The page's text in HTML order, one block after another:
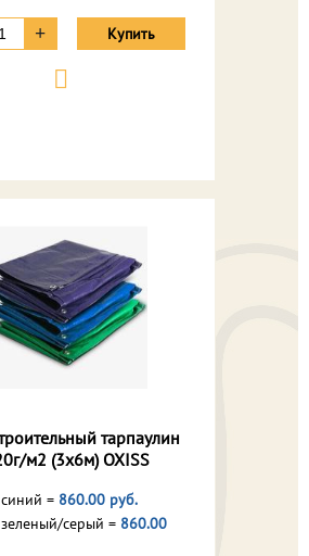
+ Купить
тарпаулин
м2 (3х6м) OXISS
= 860.00 руб.
серый = 860.00